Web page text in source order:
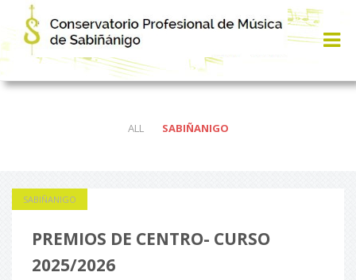
ALL SABIÑANIGO
SABIÑANIGO
PREMIOS DE CENTRO- CURSO
2025/2026